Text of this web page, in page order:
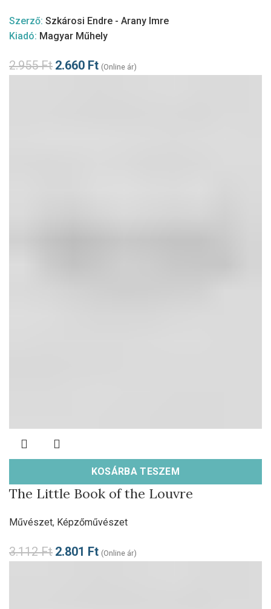
Szerző: Szkárosi Endre - Arany Imre
Kiadó: Magyar Műhely
2.955Ft 2.660 Ft (Online ár)
KOSÁRBA TESZEM
The Little Book of the Louvre
Művészet, Képzőművészet
3.112Ft 2.801 Ft (Online ár)